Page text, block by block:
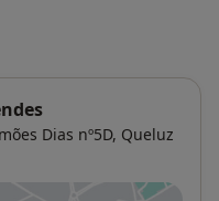
Dias nº5D, Queluz